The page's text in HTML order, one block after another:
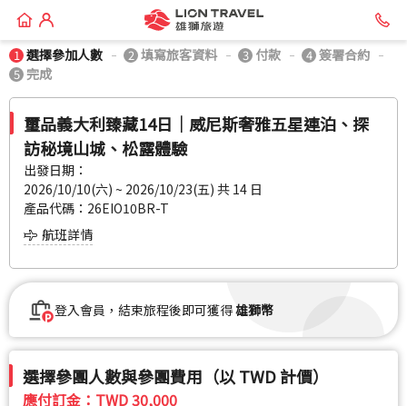
1 選擇參加人數 2 填寫旅客資料 3 付款 4 簽署合約
5 完成
璽品義大利臻藏14日│威尼斯奢雅五星連泊、探
訪秘境山城、松露體驗
出發日期：
2026/10/10(六) ~ 2026/10/23(五) 共 14 日
產品代碼：26EIO10BR-T
航班詳情
登入會員，結束旅程後即可獲得雄獅幣
選擇參團人數與參團費用（以 TWD 計價）
應付訂金： TWD 30,000